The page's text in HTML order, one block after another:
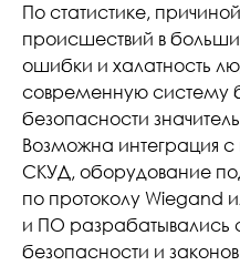
По статистике,
происшествий в
ошибки и халатность
современную систему
безопасности
Возможна интеграция
СКУД, оборудование
по протоколу Wiegand
и ПО разрабатывались
безопасности и